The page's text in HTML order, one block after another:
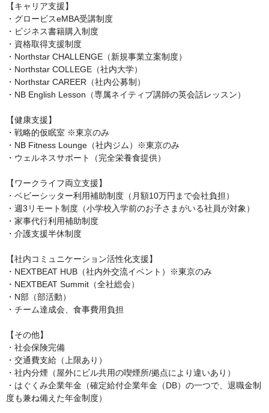
【キャリア支援】
・グロービスeMBA受講制度
・ビジネス書籍購入制度
・資格取得支援制度
・Northstar CHALLENGE（新規事業立案制度）
・Northstar COLLEGE（社内大学）
・Northstar CAREER（社内公募制）
・NB English Lesson（専属ネイティブ講師の英会話レッスン）
【健康支援】
・戦略的仮眠室 ※東京のみ
・NB Fitness Lounge（社内ジム）※東京のみ
・ウェルネスサポート（完全栄養食提供）
【ワークライフ両立支援】
・ベビーシッター利用補助制度（月額10万円まで会社負担）
・週3リモート制度（小学校入学前のお子さまがいる社員が対象）
・家事代行利用補助制度
・介護支援半休制度
【社内コミュニケーション活性化支援】
・NEXTBEAT HUB（社内外交流イベント）※東京のみ
・NEXTBEAT Summit（全社総会）
・N部（部活動）
・チーム達成会、食事費用負担
【その他】
・社会保険完備
・交通費支給（上限あり）
・社内分煙（屋外にビル共用の喫煙所/拠点により違いあり）
・はぐくみ企業年金（確定給付企業年金（DB）の一つで、退職金制
度も兼ね備えた年金制度）